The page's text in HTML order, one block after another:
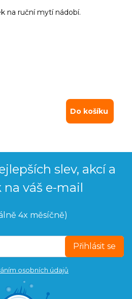
na ruční mytí nádobí.
Do košíku
slev, akcí a
váš e-mail
4x měsíčně)
Přihlásit se
osobních údajů